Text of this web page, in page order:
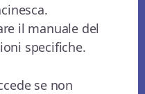
il manuale del
specifiche.
se non